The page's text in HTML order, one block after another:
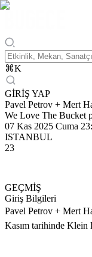
⌘K
GİRİŞ YAP
Pavel Petrov + Mert
We Love The Bucket
07 Kas 2025 Cuma
ISTANBUL
23
GEÇMİŞ
Giriş Bilgileri
Pavel Petrov + Mert
Kasım tarihinde Klein